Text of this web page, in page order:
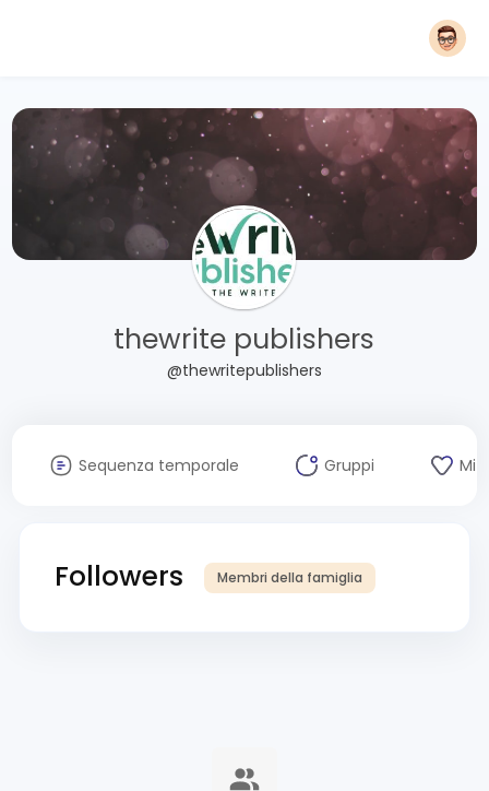
thewrite publishers
@thewritepublishers
Sequenza temporale Gruppi Mi
Followers Membri della famiglia